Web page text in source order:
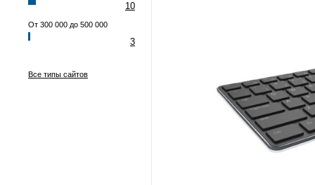
10
От 300 000 до 500 000
3
Все типы сайтов